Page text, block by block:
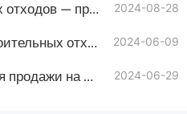
Переработка медицинских отходов — приобретите систему измельчения с 20-летней гарантией 2024-08-28
Завод по переработке строительных отходов для продажи в Европа 2024-06-09
Измельчитель отходов для продажи на Латвии 2024-06-29